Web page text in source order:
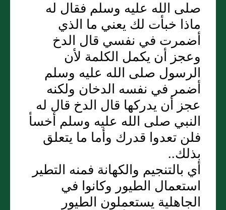
صلى الله عليه وسلم فقال له
ماذا خبأت لك يعني ما الذي
أضمرت في نفسي قال الدخ
وعجز أن يكمل الكلمة لأن
الرسول صلى الله عليه وسلم
أضمر في نفسه الدخان ولكنه
عجز أن يدركها قال الدخ قال له
النبي صلى الله عليه وسلم أخسأ
فلن تعدوا قدرك وأما ما يتعلق
بذلك..
أي بالتنجيم والكهانة فمنه التطير
استعمال الطيور وكانوا في
الجاهلية يستعملون الطيور